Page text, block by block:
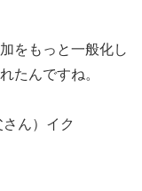
をもっと一般化し
たんですね。
ん）イク